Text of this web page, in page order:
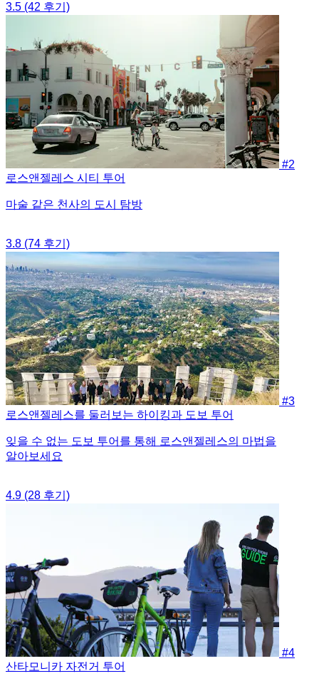
3.5 (42 후기)
#2
로스앤젤레스 시티 투어
마술 같은 천사의 도시 탐방
3.8 (74 후기)
#3
로스앤젤레스를 둘러보는 하이킹과 도보 투어
잊을 수 없는 도보 투어를 통해 로스앤젤레스의 마법을
알아보세요
4.9 (28 후기)
#4
산타모니카 자전거 투어